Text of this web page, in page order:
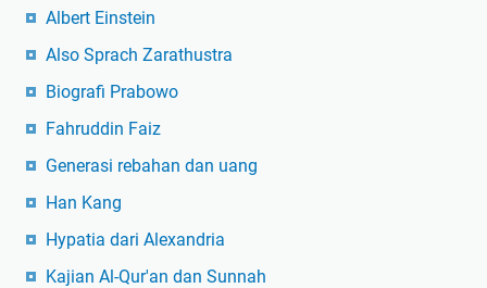
Albert Einstein
Also Sprach Zarathustra
Biografi Prabowo
Fahruddin Faiz
Generasi rebahan dan uang
Han Kang
Hypatia dari Alexandria
Kajian Al-Qur'an dan Sunnah